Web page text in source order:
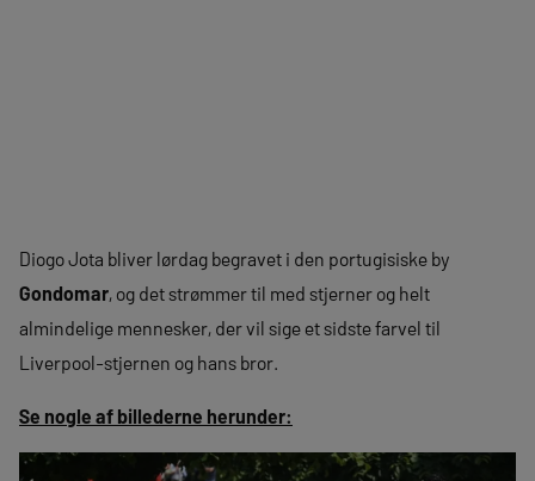
Diogo Jota bliver lørdag begravet i den portugisiske by
Gondomar, og det strømmer til med stjerner og helt
almindelige mennesker, der vil sige et sidste farvel til
Liverpool-stjernen og hans bror.
Se nogle af billederne herunder: